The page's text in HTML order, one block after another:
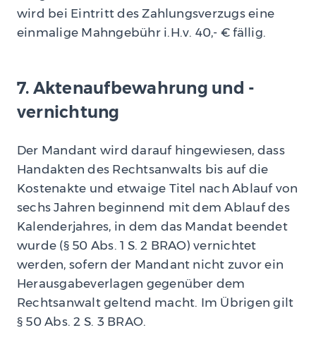
wird bei Eintritt des Zahlungsverzugs eine
einmalige Mahngebühr i.H.v. 40,- € fällig.
7. Aktenaufbewahrung und -
vernichtung
Der Mandant wird darauf hingewiesen, dass
Handakten des Rechtsanwalts bis auf die
Kostenakte und etwaige Titel nach Ablauf von
sechs Jahren beginnend mit dem Ablauf des
Kalenderjahres, in dem das Mandat beendet
wurde (§ 50 Abs. 1 S. 2 BRAO) vernichtet
werden, sofern der Mandant nicht zuvor ein
Herausgabeverlagen gegenüber dem
Rechtsanwalt geltend macht. Im Übrigen gilt
§ 50 Abs. 2 S. 3 BRAO.